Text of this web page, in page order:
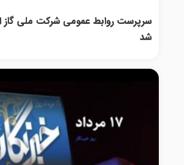
سرپرست روابط عمومی شرکت ملی گاز
شد